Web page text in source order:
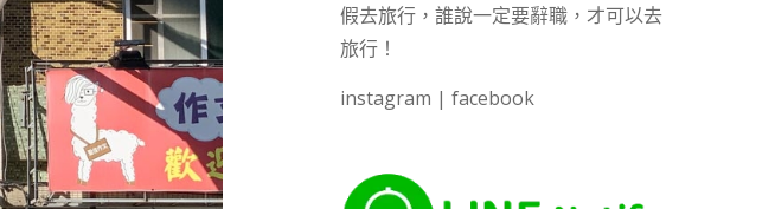
假去旅行，誰說一定要辭職，才可以去
旅行！
instagram | facebook